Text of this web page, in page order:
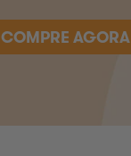
COMPRE AGORA